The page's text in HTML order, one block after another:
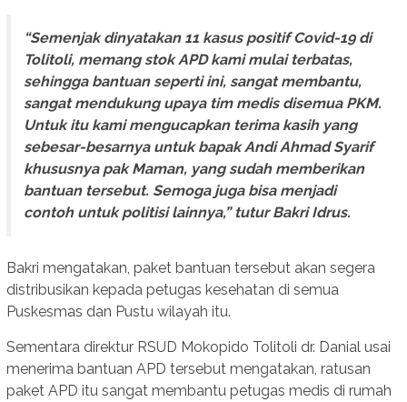
“Semenjak dinyatakan 11 kasus positif Covid-19 di
Tolitoli, memang stok APD kami mulai terbatas,
sehingga bantuan seperti ini, sangat membantu,
sangat mendukung upaya tim medis disemua PKM.
Untuk itu kami mengucapkan terima kasih yang
sebesar-besarnya untuk bapak Andi Ahmad Syarif
khususnya pak Maman, yang sudah memberikan
bantuan tersebut. Semoga juga bisa menjadi
contoh untuk politisi lainnya,” tutur Bakri Idrus.
Bakri mengatakan, paket bantuan tersebut akan segera
distribusikan kepada petugas kesehatan di semua
Puskesmas dan Pustu wilayah itu.
Sementara direktur RSUD Mokopido Tolitoli dr. Danial usai
menerima bantuan APD tersebut mengatakan, ratusan
paket APD itu sangat membantu petugas medis di rumah